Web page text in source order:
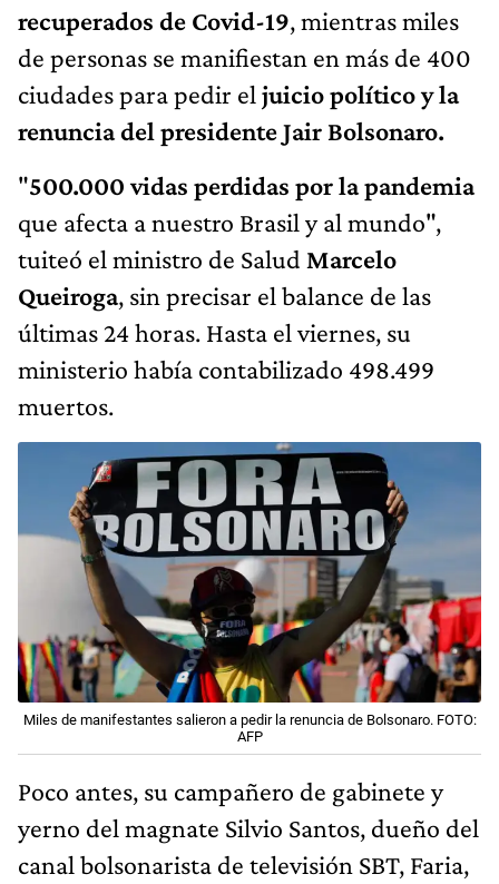
recuperados de Covid-19, mientras miles
de personas se manifiestan en más de 400
ciudades para pedir el juicio político y la
renuncia del presidente Jair Bolsonaro.
"500.000 vidas perdidas por la pandemia
que afecta a nuestro Brasil y al mundo",
tuiteó el ministro de Salud Marcelo
Queiroga, sin precisar el balance de las
últimas 24 horas. Hasta el viernes, su
ministerio había contabilizado 498.499
muertos.
Miles de manifestantes salieron a pedir la renuncia de Bolsonaro. FOTO:
AFP
Poco antes, su campañero de gabinete y
yerno del magnate Silvio Santos, dueño del
canal bolsonarista de televisión SBT, Faria,